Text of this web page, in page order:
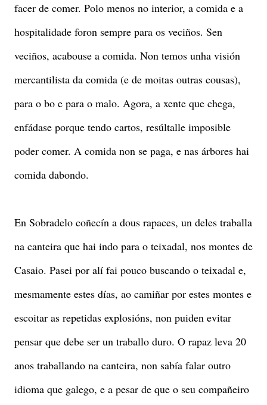
facer de comer. Polo menos no interior, a comida e a
hospitalidade foron sempre para os veciños. Sen
veciños, acabouse a comida. Non temos unha visión
mercantilista da comida (e de moitas outras cousas),
para o bo e para o malo. Agora, a xente que chega,
enfádase porque tendo cartos, resúltalle imposible
poder comer. A comida non se paga, e nas árbores hai
comida dabondo.
En Sobradelo coñecín a dous rapaces, un deles traballa
na canteira que hai indo para o teixadal, nos montes de
Casaio. Pasei por alí fai pouco buscando o teixadal e,
mesmamente estes días, ao camiñar por estes montes e
escoitar as repetidas explosións, non puiden evitar
pensar que debe ser un traballo duro. O rapaz leva 20
anos traballando na canteira, non sabía falar outro
idioma que galego, e a pesar de que o seu compañeiro